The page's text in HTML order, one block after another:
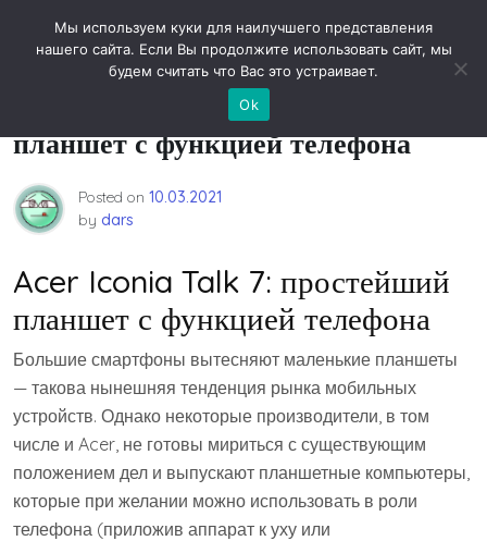
Новости технологий
Acer Iconia Talk 7: простейший
планшет с функцией телефона
Posted on 10.03.2021
by dars
Acer Iconia Talk 7: простейший
планшет с функцией телефона
Большие смартфоны вытесняют маленькие планшеты
— такова нынешняя тенденция рынка мобильных
устройств. Однако некоторые производители, в том
числе и Acer, не готовы мириться с существующим
положением дел и выпускают планшетные компьютеры,
которые при желании можно использовать в роли
телефона (приложив аппарат к уху или
Мы используем куки для наилучшего представления
нашего сайта. Если Вы продолжите использовать сайт, мы
будем считать что Вас это устраивает.
Ok